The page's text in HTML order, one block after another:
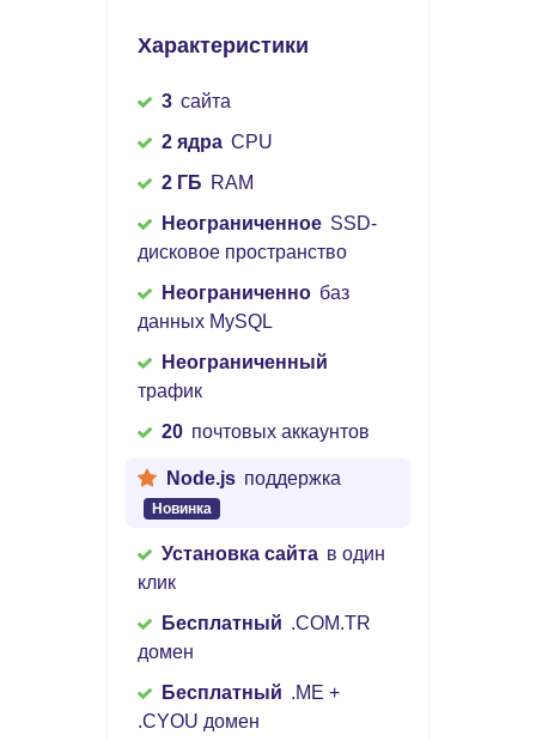
Характеристики
3 сайта
2 ядра CPU
2 ГБ RAM
Неограниченное SSD-
дисковое пространство
Неограниченно баз
данных MySQL
Неограниченный
трафик
20 почтовых аккаунтов
Node.js поддержка
Новинка
Установка сайта в один
клик
Бесплатный .COM.TR
домен
Бесплатный .ME +
.CYOU домен